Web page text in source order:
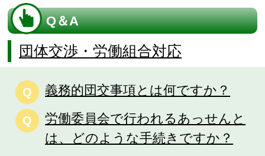
Q＆A
団体交渉・労働組合対応
Q 義務的団交事項とは何ですか？
Q
労働委員会で行われるあっせんと
は、どのような手続きですか？